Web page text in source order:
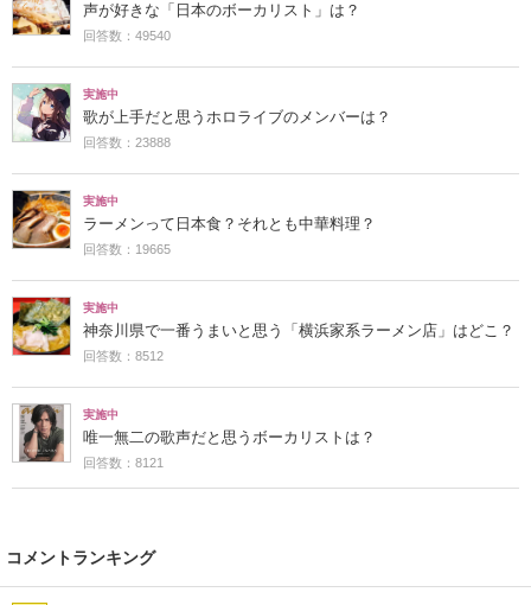
声が好きな「日本のボーカリスト」は？
回答数：49540
実施中
歌が上手だと思うホロライブのメンバーは？
回答数：23888
実施中
ラーメンって日本食？それとも中華料理？
回答数：19665
実施中
神奈川県で一番うまいと思う「横浜家系ラーメン店」はどこ？
回答数：8512
実施中
唯一無二の歌声だと思うボーカリストは？
回答数：8121
コメントランキング